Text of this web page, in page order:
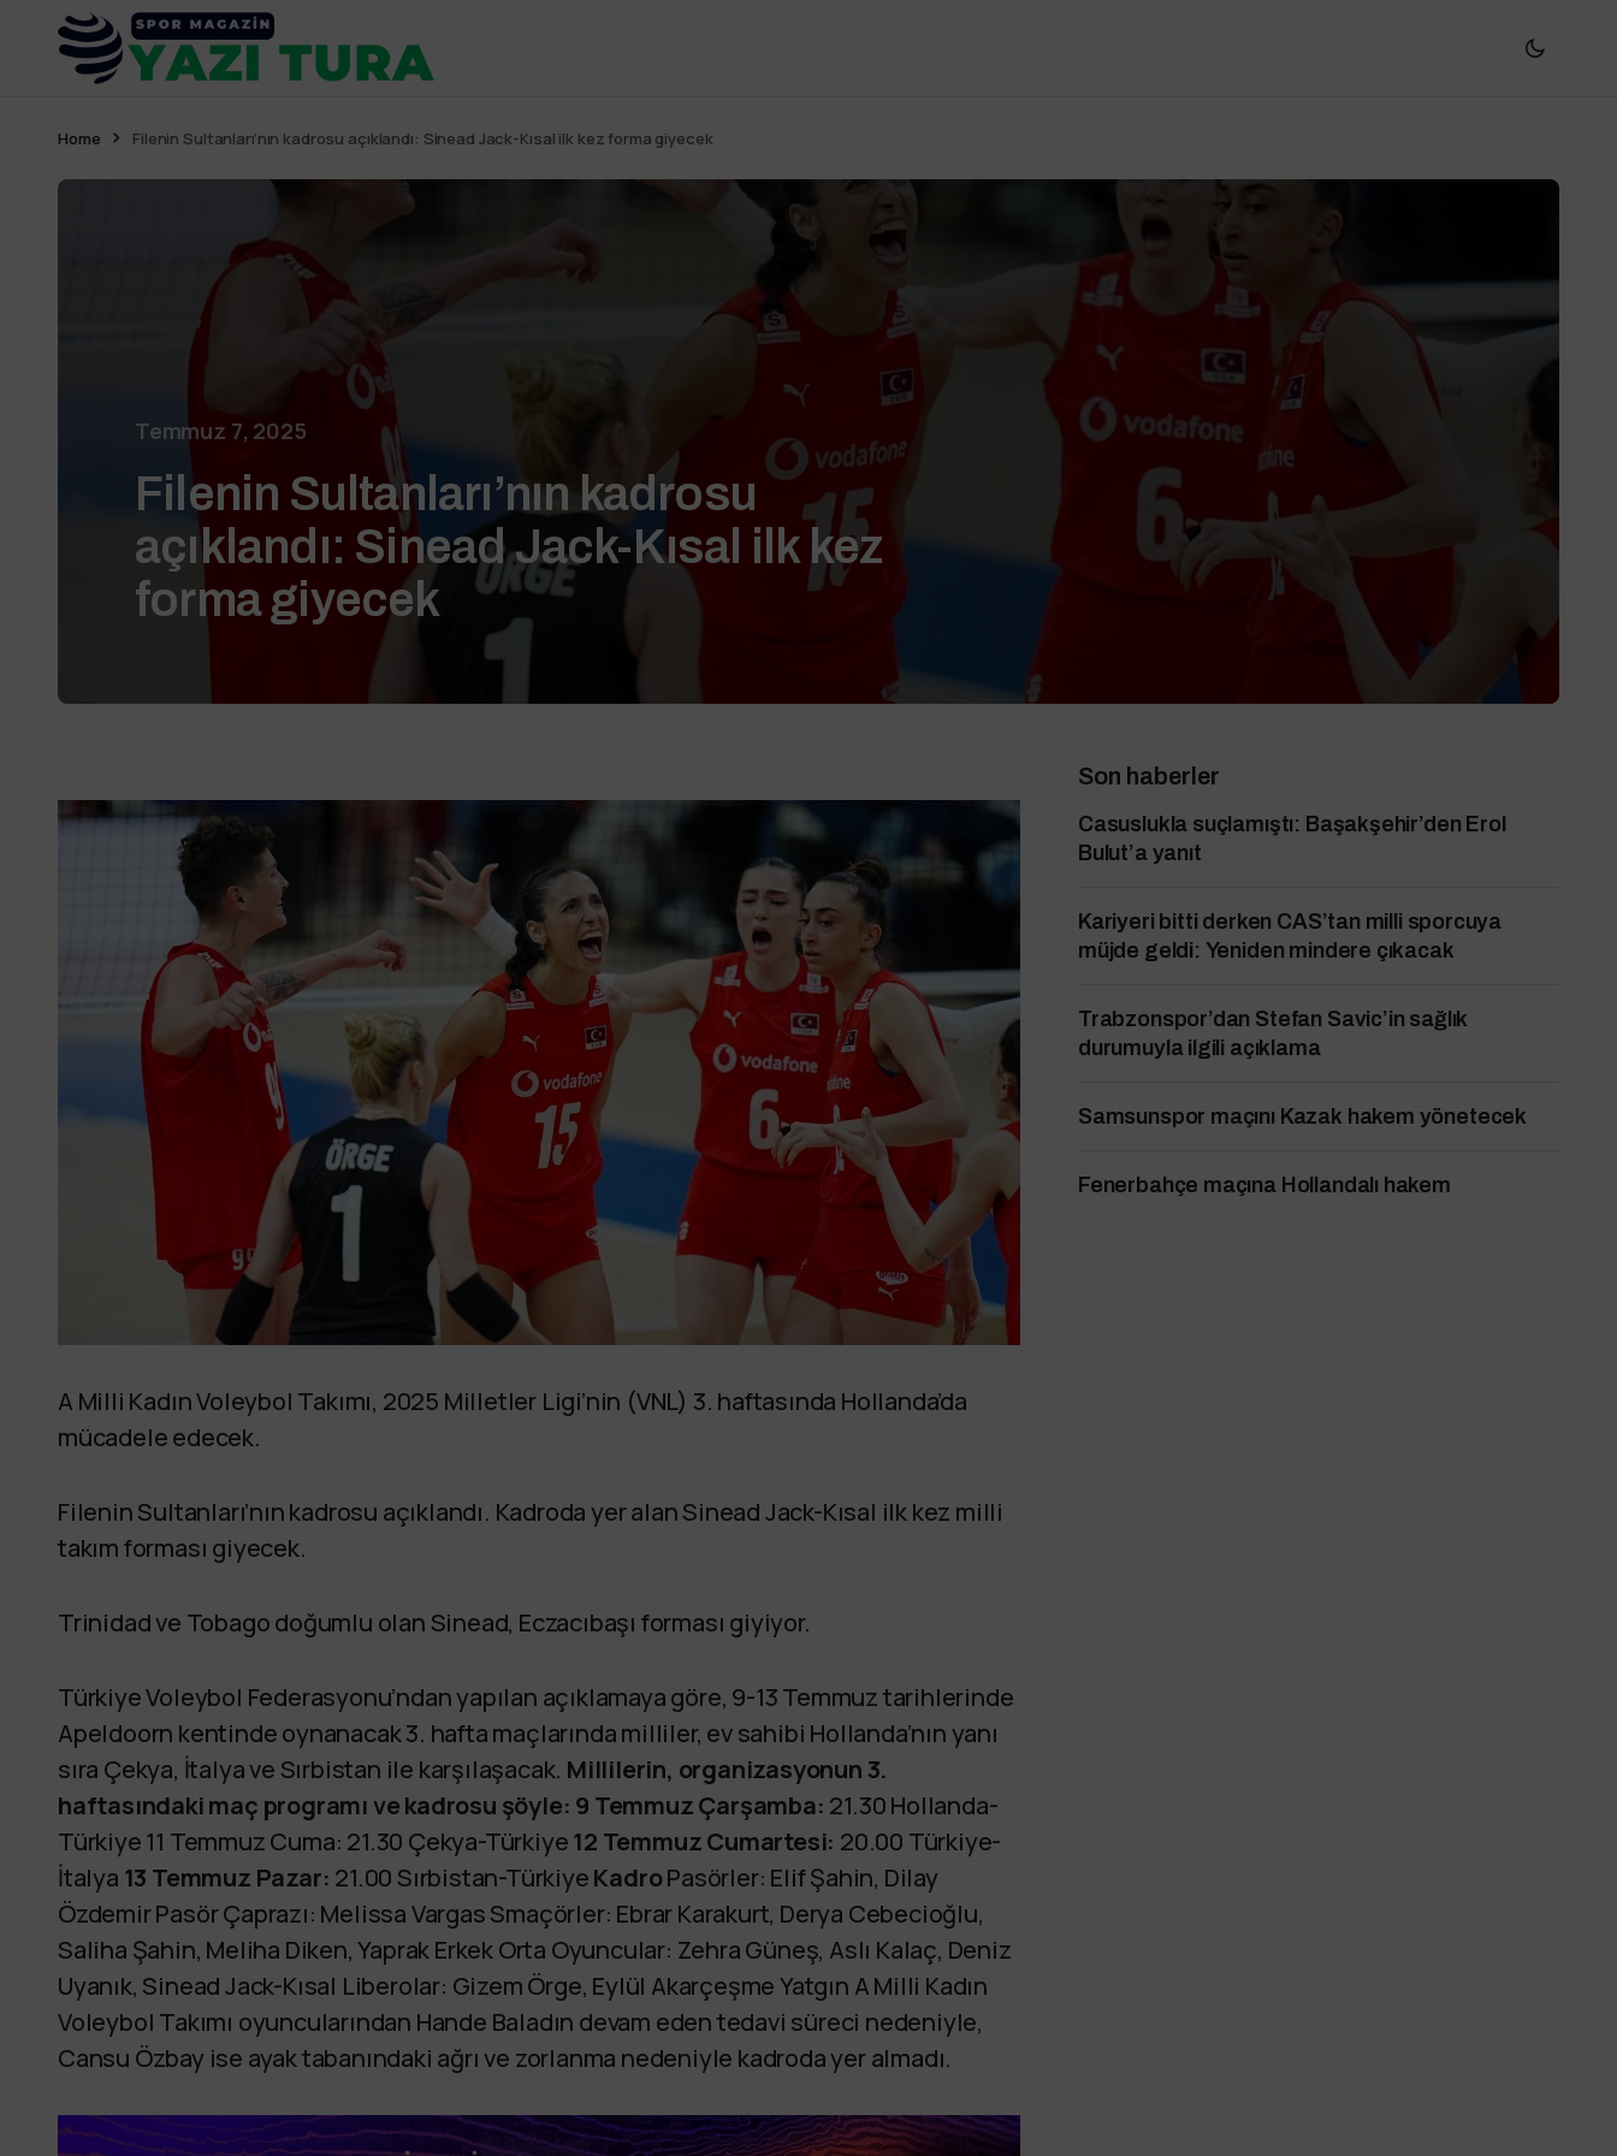
Home Filenin Sultanları’nın kadrosu açıklandı: Sinead Jack-Kısal ilk kez forma giyecek
Temmuz 7, 2025
Filenin Sultanları’nın kadrosu
açıklandı: Sinead Jack-Kısal ilk kez
forma giyecek
A Milli Kadın Voleybol Takımı, 2025 Milletler Ligi’nin (VNL) 3. haftasında Hollanda’da
mücadele edecek.
Filenin Sultanları’nın kadrosu açıklandı. Kadroda yer alan Sinead Jack-Kısal ilk kez milli
takım forması giyecek.
Trinidad ve Tobago doğumlu olan Sinead, Eczacıbaşı forması giyiyor.
Türkiye Voleybol Federasyonu’ndan yapılan açıklamaya göre, 9-13 Temmuz tarihlerinde
Apeldoorn kentinde oynanacak 3. hafta maçlarında milliler, ev sahibi Hollanda’nın yanı
sıra Çekya, İtalya ve Sırbistan ile karşılaşacak. Millilerin, organizasyonun 3.
haftasındaki maç programı ve kadrosu şöyle: 9 Temmuz Çarşamba: 21.30 Hollanda-
Türkiye 11 Temmuz Cuma: 21.30 Çekya-Türkiye12 Temmuz Cumartesi: 20.00 Türkiye-
İtalya 13 Temmuz Pazar: 21.00 Sırbistan-TürkiyeKadroPasörler: Elif Şahin, Dilay
Özdemir Pasör Çaprazı: Melissa Vargas Smaçörler: Ebrar Karakurt, Derya Cebecioğlu,
Saliha Şahin, Meliha Diken, Yaprak Erkek Orta Oyuncular: Zehra Güneş, Aslı Kalaç, Deniz
Uyanık, Sinead Jack-Kısal Liberolar: Gizem Örge, Eylül Akarçeşme Yatgın A Milli Kadın
Voleybol Takımı oyuncularından Hande Baladın devam eden tedavi süreci nedeniyle,
Cansu Özbay ise ayak tabanındaki ağrı ve zorlanma nedeniyle kadroda yer almadı.
Son haberler
Casuslukla suçlamıştı: Başakşehir’den Erol
Bulut’a yanıt
Kariyeri bitti derken CAS’tan milli sporcuya
müjde geldi: Yeniden mindere çıkacak
Trabzonspor’dan Stefan Savic’in sağlık
durumuyla ilgili açıklama
Samsunspor maçını Kazak hakem yönetecek
Fenerbahçe maçına Hollandalı hakem